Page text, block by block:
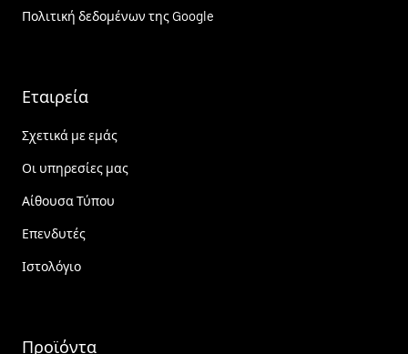
Πολιτική δεδομένων της Google
Εταιρεία
Σχετικά με εμάς
Οι υπηρεσίες μας
Αίθουσα Τύπου
Επενδυτές
Ιστολόγιο
Προϊόντα